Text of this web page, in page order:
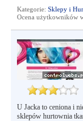
Kategorie: Sklepy i
Ocena użytkowników
U Jacka to ceniona i
sklepów hurtownia